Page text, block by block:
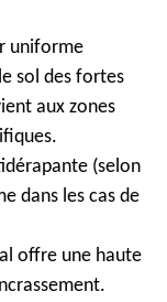
uniforme
sol des fortes
aux zones
(selon
dans les cas de
offre une haute